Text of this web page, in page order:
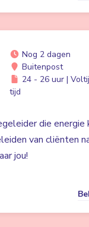
Nog 2 dagen
Buitenpost
24 - 26 uur |
tijd
die energie
van cliënten
jou!